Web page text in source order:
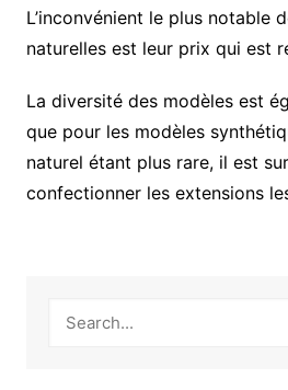
L’inconvénient le plus notable
naturelles est leur prix qui est
La diversité des modèles est
que pour les modèles
naturel étant plus rare, il est
confectionner les extensions